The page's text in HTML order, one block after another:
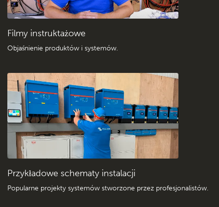
Filmy instruktażowe
Objaśnienie produktów i systemów.
Przykładowe schematy instalacji
Popularne projekty systemów stworzone przez profesjonalistów.